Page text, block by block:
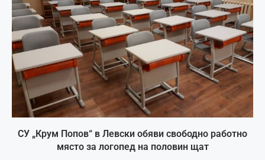
СУ „Крум Попов“ в Левски обяви свободно работно
място за логопед на половин щат